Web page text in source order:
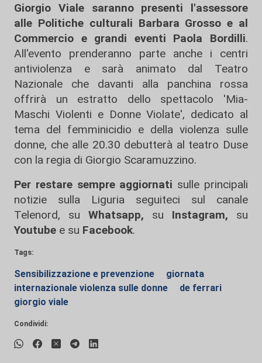
Giorgio Viale saranno presenti l'assessore
alle Politiche culturali Barbara Grosso e al
Commercio e grandi eventi Paola Bordilli.
All'evento prenderanno parte anche i centri
antiviolenza e sarà animato dal Teatro
Nazionale che davanti alla panchina rossa
offrirà un estratto dello spettacolo 'Mia-
Maschi Violenti e Donne Violate', dedicato al
tema del femminicidio e della violenza sulle
donne, che alle 20.30 debutterà al teatro Duse
con la regia di Giorgio Scaramuzzino.
Per restare sempre aggiornati sulle principali
notizie sulla Liguria seguiteci sul canale
Telenord, su
Whatsapp, su Instagram, su
Youtube e su Facebook.
Tags:
Sensibilizzazione e prevenzione
giornata
internazionale violenza sulle donne
de ferrari
giorgio viale
Condividi: